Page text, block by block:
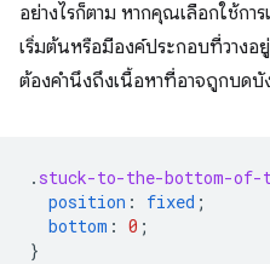
อย่างไรก็ตาม หากคุณเลือกใช้ก
เริ่มต้นหรือมีองค์ประกอบที่วาง
ต้องคำนึงถึงเนื้อหาที่อาจถูกบดบั
. stuck-to-the-bottom-of-
position : fixed ;
bottom : 0 ;
}